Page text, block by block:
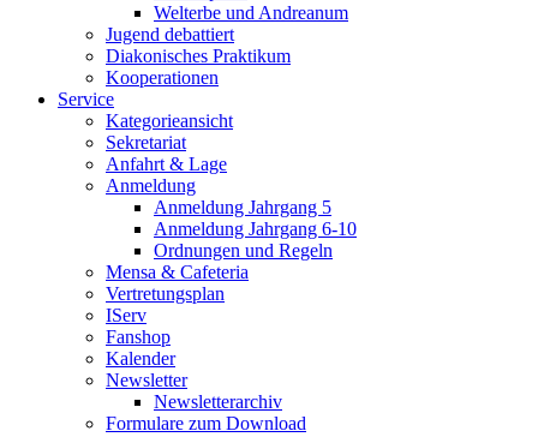
Welterbe und Andreanum
Jugend debattiert
Diakonisches Praktikum
Kooperationen
Service
Kategorieansicht
Sekretariat
Anfahrt & Lage
Anmeldung
Anmeldung Jahrgang 5
Anmeldung Jahrgang 6-10
Ordnungen und Regeln
Mensa & Cafeteria
Vertretungsplan
IServ
Fanshop
Kalender
Newsletter
Newsletterarchiv
Formulare zum Download